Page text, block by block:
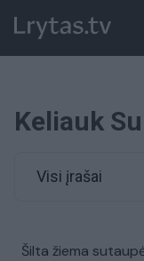
Keliauk
Visi įrašai
Šilta žiema